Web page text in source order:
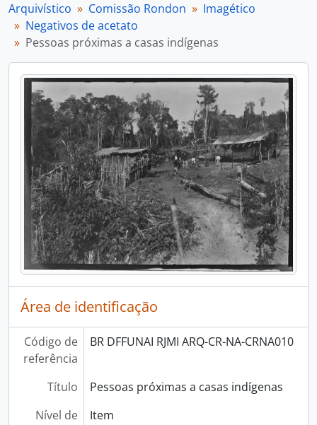
Arquivístico Comissão Rondon
Imagético
Negativos de acetato
Pessoas próximas a casas indígenas
Área de identificação
Código de
referência
BR DFFUNAI RJMI ARQ-CR-NA-CRNA010
Título
Pessoas próximas a casas indígenas
Nível de
Item